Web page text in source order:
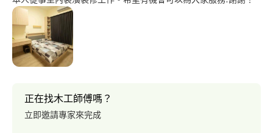
正在找木工師傅嗎？
立即邀請專家來完成